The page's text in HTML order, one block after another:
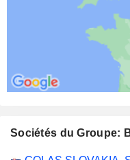
Sociétés du Groupe: